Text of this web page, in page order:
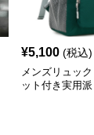
¥5,100 (税込)
メンズリュッ
ット付き実用